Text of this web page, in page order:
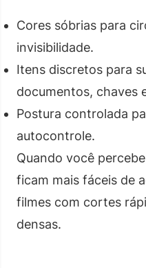
Cores sóbrias para
invisibilidade.
Itens discretos para
documentos, chaves
Postura controlada
autocontrole.
Quando você
ficam mais fáceis de
filmes com cortes
densas.